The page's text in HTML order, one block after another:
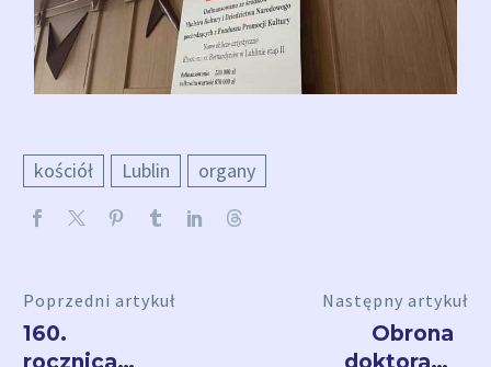
kościół Lublin organy
Poprzedni artykuł
160.
Następny artykuł
Obrona